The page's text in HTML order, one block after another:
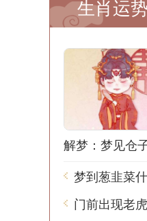
生肖运势
梦到葱韭菜
门前出现老